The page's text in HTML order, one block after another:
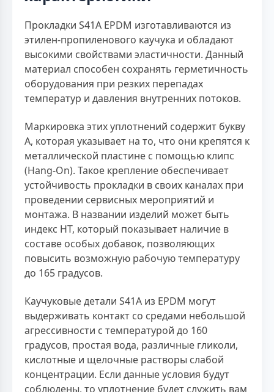
Прокладки S41A EPDM изготавливаются из
этилен-пропиленового каучука и обладают
высокими свойствами эластичности. Данный
материал способен сохранять герметичность
оборудования при резких перепадах
температур и давления внутренних потоков.
Маркировка этих уплотнений содержит букву
А, которая указывает на то, что они крепятся к
металлической пластине с помощью клипс
(Hang-On). Такое крепление обеспечивает
устойчивость прокладки в своих каналах при
проведении сервисных мероприятий и
монтажа. В названии изделий может быть
индекс HT, который показывает наличие в
составе особых добавок, позволяющих
повысить возможную рабочую температуру
до 165 градусов.
Каучуковые детали S41A из EPDM могут
выдерживать контакт со средами небольшой
агрессивности с температурой до 160
градусов, простая вода, различные гликоли,
кислотные и щелочные растворы слабой
концентрации. Если данные условия будут
соблюдены, то уплотнение будет служить вам